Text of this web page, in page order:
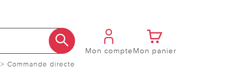
> Commande directe
Mon compteMon panier